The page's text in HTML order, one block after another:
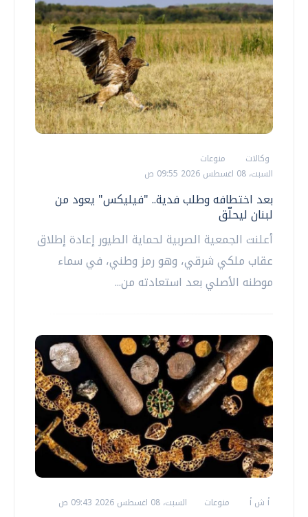
وكالات
منوعات
السبت، 08 اغسطس 2026 09:55 ص
بعد اختطافه وطلب فدية.. "فيليكس" يعود من
لبنان ليحلّق
أعلنت الجمعية الصربية لحماية الطيور إعادة إطلاق
عقاب ملكي شرقي، وهو رمز وطني، في سماء
موطنه الأصلي بعد استعادته من...
أ ش أ منوعات السبت، 08 اغسطس 2026 09:43 ص